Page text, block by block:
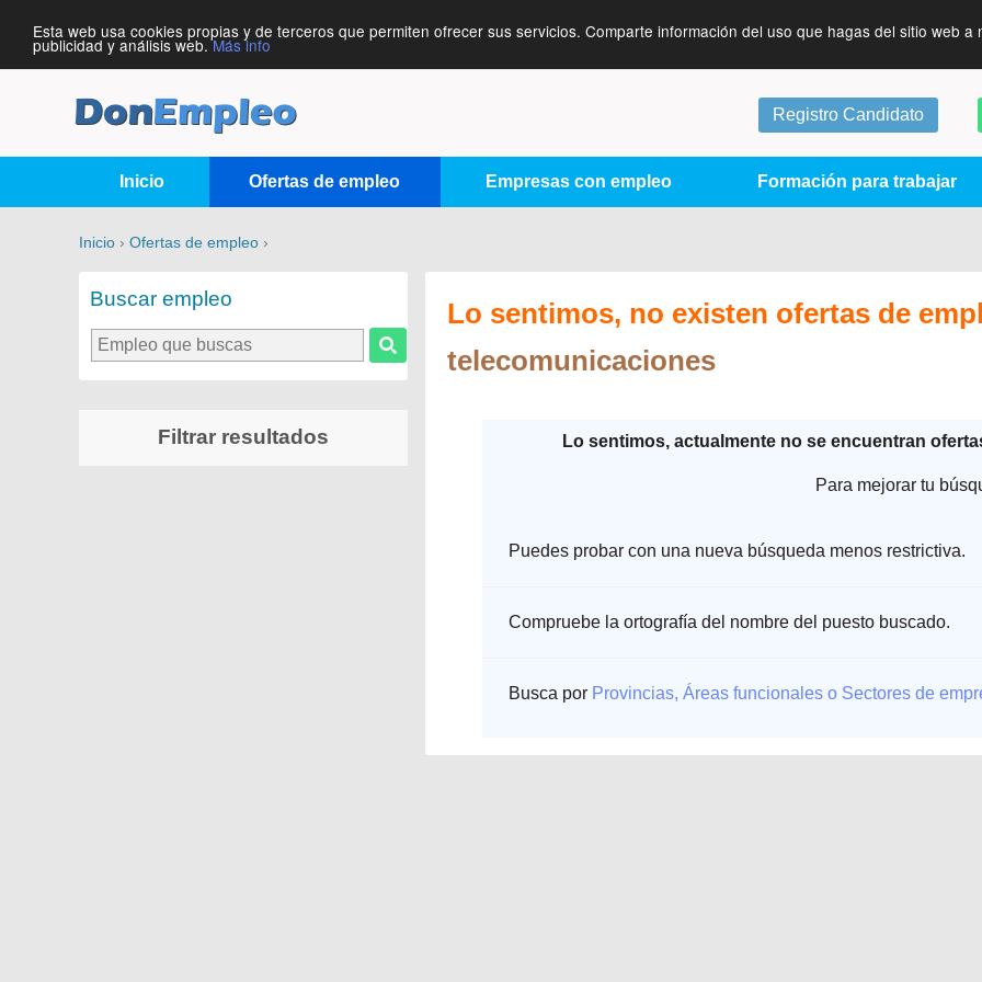
Esta web usa cookies propias y de terceros que permiten ofrecer sus servicios. Comparte información del uso que hagas del sitio web
publicidad y análisis web.Más info
Registro Candidato
Inicio Ofertas de empleo Empresas con empleo Formación para trabajar
Inicio › Ofertas de empleo ›
Buscar empleo
Filtrar resultados
Lo sentimos, no existen ofertas de
telecomunicaciones
Lo sentimos, actualmente no se encuentran
Para mejorar tu
Puedes probar con una nueva búsqueda menos restrictiva.
Compruebe la ortografía del nombre del puesto buscado.
Busca por Provincias, Áreas funcionales o Sectores de